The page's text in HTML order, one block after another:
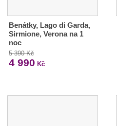
Benátky, Lago di Garda,
Sirmione, Verona na 1
noc
5 390 Kč
4 990 Kč